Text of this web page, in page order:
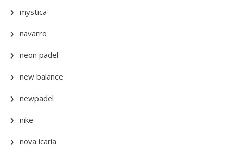
mystica
navarro
neon padel
new balance
newpadel
nike
nova icaria